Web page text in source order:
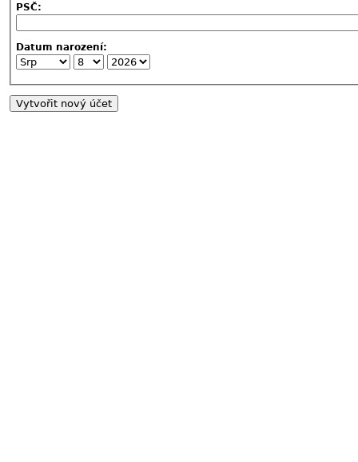
PSČ:
Datum narození: